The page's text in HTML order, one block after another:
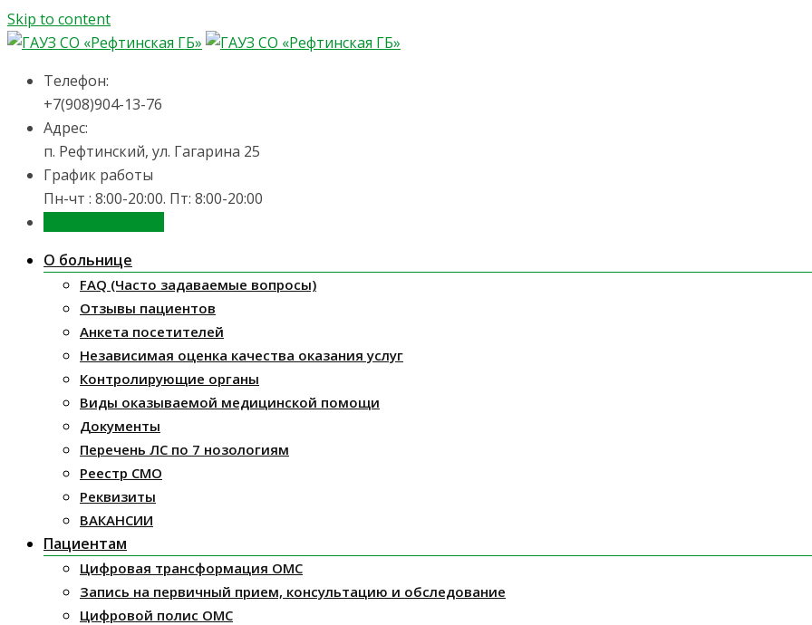
Skip to content
Телефон:
+7(908)904-13-76
Адрес:
п. Рефтинский, ул. Гагарина 25
График работы
Пн-чт : 8:00-20:00. Пт: 8:00-20:00
О больнице
FAQ (Часто задаваемые вопросы)
Отзывы пациентов
Анкета посетителей
Независимая оценка качества оказания услуг
Контролирующие органы
Виды оказываемой медицинской помощи
Документы
Перечень ЛС по 7 нозологиям
Реестр СМО
Реквизиты
ВАКАНСИИ
Пациентам
Цифровая трансформация ОМС
Запись на первичный прием, консультацию и обследование
Цифровой полис ОМС